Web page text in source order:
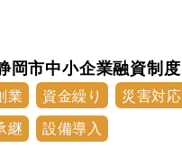
岡市中小企業融資制度
業 資金繰り
災害対応
継
設備導入